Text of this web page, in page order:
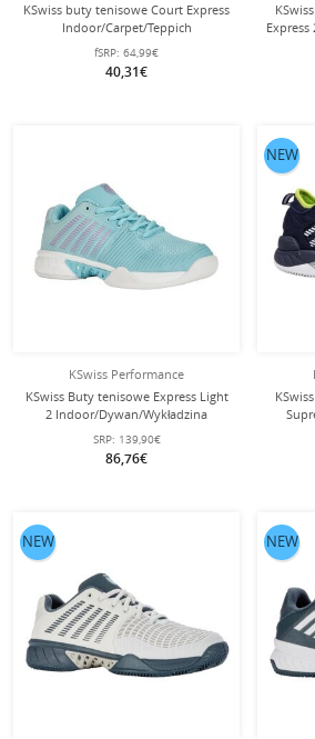
KSwiss buty tenisowe Court Express
Indoor/Carpet/Teppich
tealblue/biały dziecięce
fSRP: 64,99€
40,31€
KSwiss Performance
KSwiss Buty tenisowe Express Light
2 Indoor/Dywan/Wykładzina
turkusowe Damskie
SRP: 139,90€
86,76€
NEW
NEW NEW